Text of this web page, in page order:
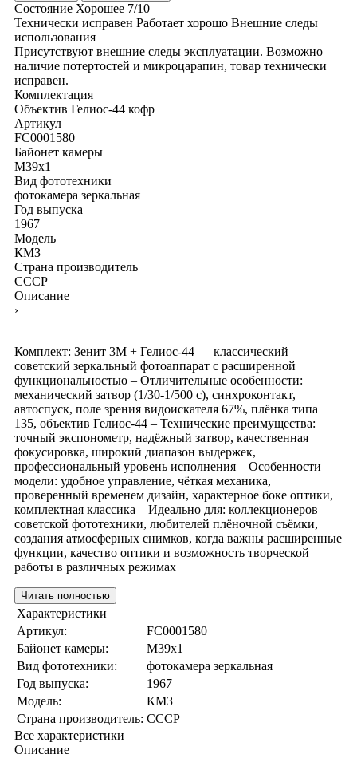
Состояние Хорошее 7/10
Технически исправен Работает хорошо Внешние следы
использования
Присутствуют внешние следы эксплуатации. Возможно
наличие потертостей и микроцарапин, товар технически
исправен.
Комплектация
Объектив Гелиос-44 кофр
Артикул
FC0001580
Байонет камеры
M39x1
Вид фототехники
фотокамера зеркальная
Год выпуска
1967
Модель
КМЗ
Страна производитель
СССР
Описание
›
Комплект: Зенит 3М + Гелиос-44 — классический
советский зеркальный фотоаппарат с расширенной
функциональностью – Отличительные особенности:
механический затвор (1/30-1/500 с), синхроконтакт,
автоспуск, поле зрения видоискателя 67%, плёнка типа
135, объектив Гелиос-44 – Технические преимущества:
точный экспонометр, надёжный затвор, качественная
фокусировка, широкий диапазон выдержек,
профессиональный уровень исполнения – Особенности
модели: удобное управление, чёткая механика,
проверенный временем дизайн, характерное боке оптики,
комплектная классика – Идеально для: коллекционеров
советской фототехники, любителей плёночной съёмки,
создания атмосферных снимков, когда важны расширенные
функции, качество оптики и возможность творческой
работы в различных режимах
Читать полностью
Характеристики
Артикул:
FC0001580
Байонет камеры:
M39x1
Вид фототехники:
фотокамера зеркальная
Год выпуска:
1967
Модель:
КМЗ
Страна производитель: СССР
Все характеристики
Описание